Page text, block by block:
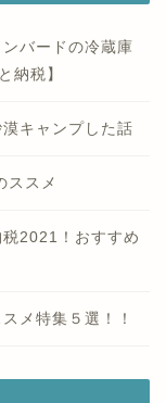
バードの冷蔵庫
納税】
キャンプした話
ススメ
2021！おすすめ
メ特集５選！！